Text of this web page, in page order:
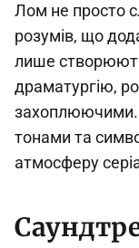
Лом не просто
розумів, що
лише
драматургію,
захоплюючими.
тонами та
атмосферу